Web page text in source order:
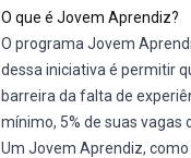
O que é Jovem Aprendiz?
O programa Jovem
dessa iniciativa é permitir
barreira da falta de
mínimo, 5% de suas vagas
Um Jovem Aprendiz,